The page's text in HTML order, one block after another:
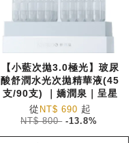
【小藍次拋3.0極光】玻尿
酸舒潤水光次拋精華液(45
支/90支) ｜嬌潤泉｜呈星
從 NT$ 690 起
NT$ 800 -13.8%